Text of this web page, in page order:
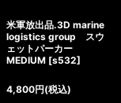
米軍放出品.3D marine
logistics group スウ
ェットパーカー
MEDIUM [s532]
4,800円(税込)